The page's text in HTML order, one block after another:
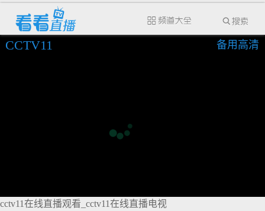
CCTV11 备用高清
cctv11在线直播观看_cctv11在线直播电视